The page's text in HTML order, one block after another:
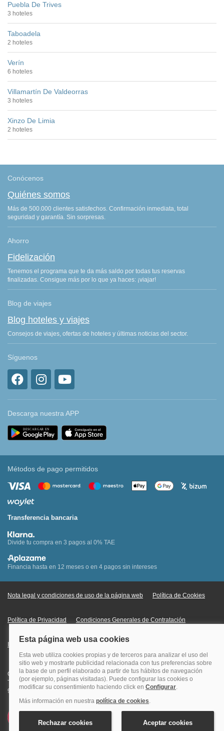
Puebla De Trives
3 hoteles
Taboadela
2 hoteles
Verín
6 hoteles
Villamartín De Valdeorras
3 hoteles
Xinzo De Limia
2 hoteles
Conócenos
Quiénes somos
Más de 500.000 clientes satisfechos. Confirmación inmediata, total
seguridad y garantía. Sin sorpresas.
Ahorro
Fidelización
Tenemos el programa que te da más saldo por todas tus reservas
finalizadas. Consigue más por lo que ya haces: ¡viajar!
Blog de viajes
Blog hoteles y viajes
Consejos de viajes, ofertas de hoteles y últimas noticias del sector.
Síguenos
Descarga nuestra APP
Métodos de pago permitidos
Transferencia bancaria
Divide tu compra en 3 pagos al 0% TAE
Financia hasta en 12 meses o en 4 pagos sin intereses
Nota legal y condiciones de uso de la página web Política de Cookies
Política de Privacidad Condiciones Generales de Contratación
Información Legal sobre Mercados en Línea
Quehoteles.com - Especialistas en hoteles © Copyright Veturis Travel S.A.
Todos los derechos reservados. Autorización nº I-AV0000879.4 Tel: +34
915759999